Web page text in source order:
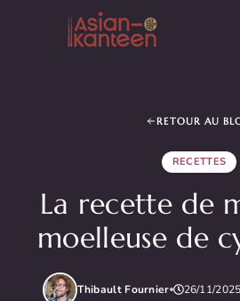
RETOUR AU
RECETTES
La recette de
moelleuse de
Thibault Fournier 26/11/2025